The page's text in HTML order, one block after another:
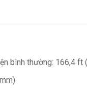
bình thường: 166,4 ft